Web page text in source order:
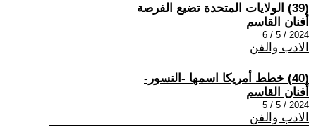
(39) الولايات المتحدة تضيع الفرصة
أفنان القاسم
2024 / 5 / 6
الادب والفن
(40) خطط أمريكا اسمها -النسور-
أفنان القاسم
2024 / 5 / 5
الادب والفن